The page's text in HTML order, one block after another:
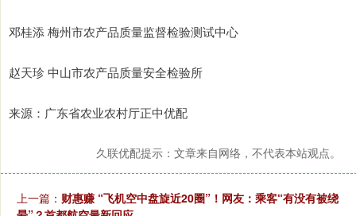
邓桂添 梅州市农产品质量监督检验测试中心
赵天珍 中山市农产品质量安全检验所
来源：广东省农业农村厅正中优配
久联优配提示：文章来自网络，不代表本站观点。
上一篇： 财惠赚 “飞机空中盘旋近20圈”！网友：乘客“有没有被绕